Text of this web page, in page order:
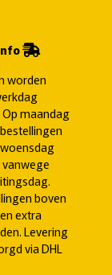
worden
maandag
boven
extra
Levering
via DHL